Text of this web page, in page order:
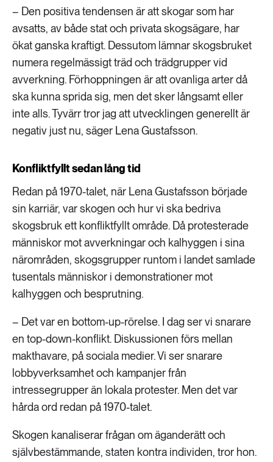
– Den positiva tendensen är att skogar som har
avsatts, av både stat och privata skogsägare, har
ökat ganska kraftigt. Dessutom lämnar skogsbruket
numera regelmässigt träd och trädgrupper vid
avverkning. Förhoppningen är att ovanliga arter då
ska kunna sprida sig, men det sker långsamt eller
inte alls. Tyvärr tror jag att utvecklingen generellt är
negativ just nu, säger Lena Gustafsson.
Konfliktfyllt sedan lång tid
Redan på 1970-talet, när Lena Gustafsson började
sin karriär, var skogen och hur vi ska bedriva
skogsbruk ett konfliktfyllt område. Då protesterade
människor mot avverkningar och kalhyggen i sina
närområden, skogsgrupper runtom i landet samlade
tusentals människor i demonstrationer mot
kalhyggen och besprutning.
– Det var en bottom-up-rörelse. I dag ser vi snarare
en top-down-konflikt. Diskussionen förs mellan
makthavare, på sociala medier. Vi ser snarare
lobbyverksamhet och kampanjer från
intressegrupper än lokala protester. Men det var
hårda ord redan på 1970-talet.
Skogen kanaliserar frågan om äganderätt och
självbestämmande, staten kontra individen, tror hon.